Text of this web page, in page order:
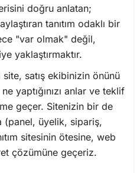
doğru anlatan;
tanıtım odaklı bir
"var olmak" değil,
yaklaştırmaktır.
satış ekibinizin önünü
yaptığınızı anlar ve teklif
geçer. Sitenizin bir de
(panel, üyelik, sipariş,
sitesinin ötesine, web
çözümüne geçeriz.